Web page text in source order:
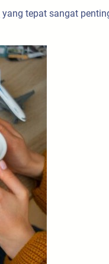
yang tepat sangat